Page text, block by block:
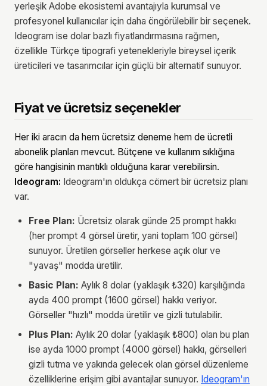
yerleşik Adobe ekosistemi avantajıyla kurumsal ve
profesyonel kullanıcılar için daha öngörülebilir bir seçenek.
Ideogram ise dolar bazlı fiyatlandırmasına rağmen,
özellikle Türkçe tipografi yetenekleriyle bireysel içerik
üreticileri ve tasarımcılar için güçlü bir alternatif sunuyor.
Fiyat ve ücretsiz seçenekler
Her iki aracın da hem ücretsiz deneme hem de ücretli
abonelik planları mevcut. Bütçene ve kullanım sıklığına
göre hangisinin mantıklı olduğuna karar verebilirsin.
Ideogram: Ideogram'ın oldukça cömert bir ücretsiz planı
var.
Free Plan: Ücretsiz olarak günde 25 prompt hakkı
(her prompt 4 görsel üretir, yani toplam 100 görsel)
sunuyor. Üretilen görseller herkese açık olur ve
"yavaş" modda üretilir.
Basic Plan: Aylık 8 dolar (yaklaşık ₺320) karşılığında
ayda 400 prompt (1600 görsel) hakkı veriyor.
Görseller "hızlı" modda üretilir ve gizli tutulabilir.
Plus Plan: Aylık 20 dolar (yaklaşık ₺800) olan bu plan
ise ayda 1000 prompt (4000 görsel) hakkı, görselleri
gizli tutma ve yakında gelecek olan görsel düzenleme
özelliklerine erişim gibi avantajlar sunuyor. Ideogram'ın